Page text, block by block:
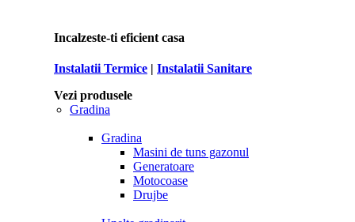
Incalzeste-ti eficient casa
Instalatii Termice | Instalatii Sanitare
Vezi produsele
Gradina
Gradina
Masini de tuns gazonul
Generatoare
Motocoase
Drujbe